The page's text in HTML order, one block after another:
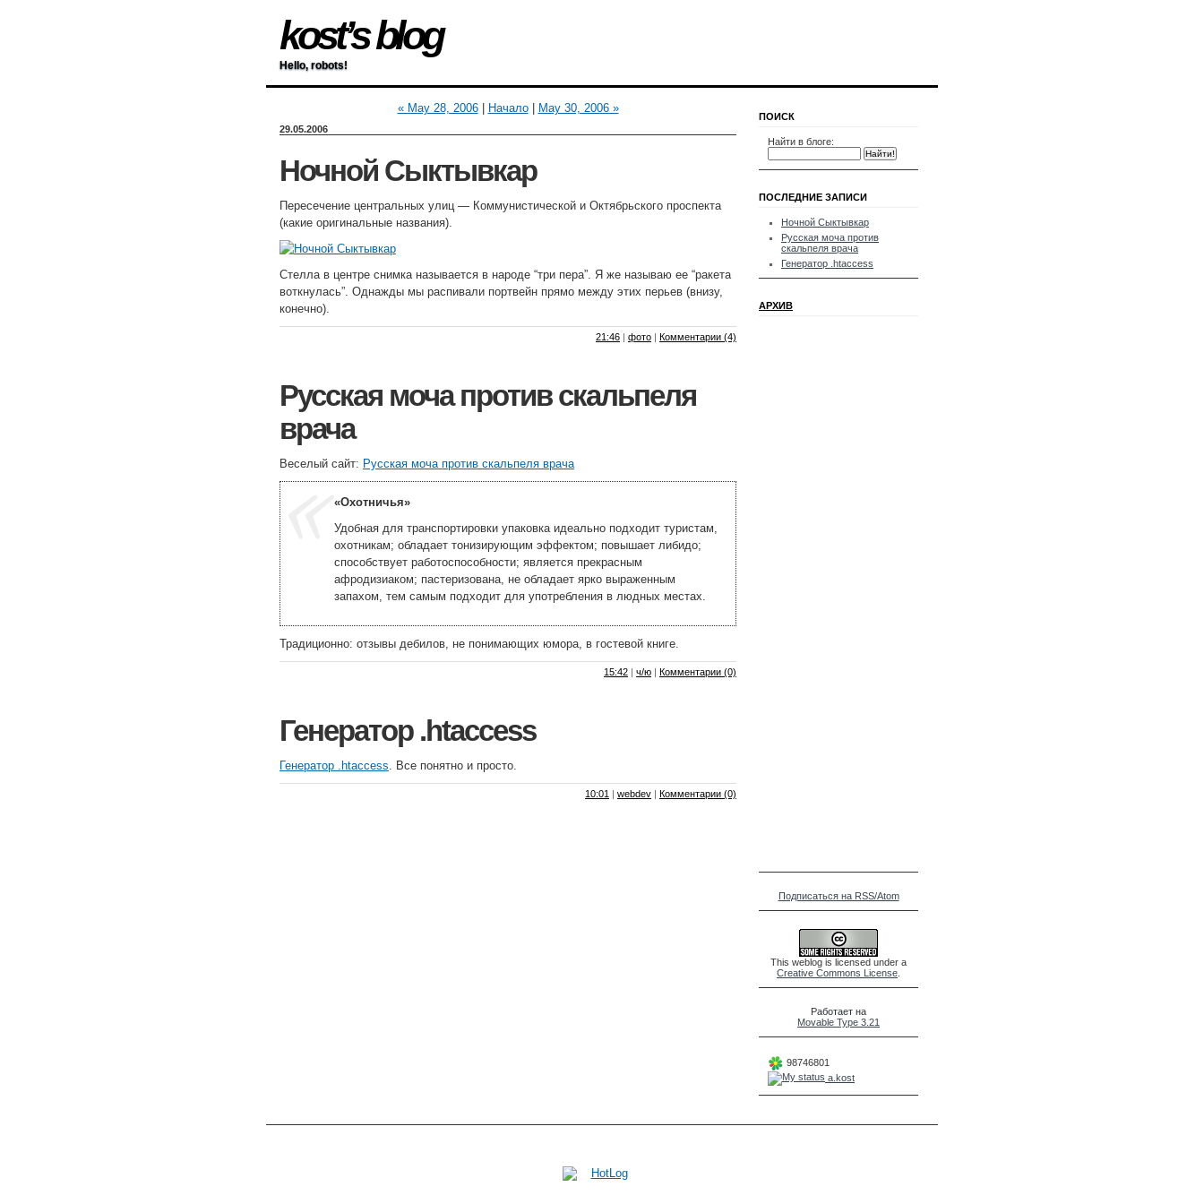
kost’s blog
Hello, robots!
« May 28, 2006| Начало| May 30, 2006 »
29.05.2006
Ночной Сыктывкар
Пересечение центральных улиц — Коммунистической и Октябрьского проспекта
(какие оригинальные названия).
Стелла в центре снимка называется в народе “три пера”. Я же называю ее “ракета
воткнулась”. Однажды мы распивали портвейн прямо между этих перьев (внизу,
конечно).
21:46 | фото | Комментарии (4)
Русская моча против скальпеля
врача
Веселый сайт: Русская моча против скальпеля врача
«Охотничья»
Удобная для транспортировки упаковка идеально подходит туристам,
охотникам; обладает тонизирующим эффектом; повышает либидо;
способствует работоспособности; является прекрасным
афродизиаком; пастеризована, не обладает ярко выраженным
запахом, тем самым подходит для употребления в людных местах.
Традиционно: отзывы дебилов, не понимающих юмора, в гостевой книге.
15:42 | ч/ю | Комментарии (0)
Генератор .htaccess
Генератор .htaccess. Все понятно и просто.
10:01 | webdev | Комментарии (0)
ПОИСК
Найти в блоге:
ПОСЛЕДНИЕ ЗАПИСИ
Ночной Сыктывкар
Русская моча против
скальпеля врача
Генератор .htaccess
АРХИВ
Подписаться на RSS/Atom
This weblog is licensed under a
Creative Commons License
Работает на
Movable Type 3.21
98746801
a.kost